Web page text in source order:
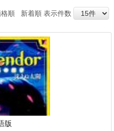
順 新着順 表示件数
版